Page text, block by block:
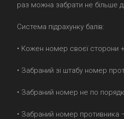
раз можна забрати не більше
Система підрахунку балів:
• Кожен номер своєї сторони
• Забраний зі штабу номер
• Забраний номер не по
• Забраний номер противника